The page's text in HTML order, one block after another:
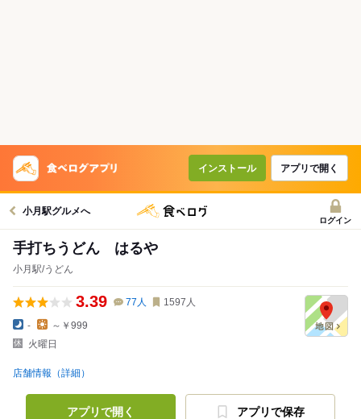
インストール アプリで開く
小月駅グルメへ
ログイン
手打ちうどん はるや
小月駅/うどん
3.39 77 人 1597 人
-
～￥999
火曜日
店舗情報（詳細）
アプリで開く アプリで保存